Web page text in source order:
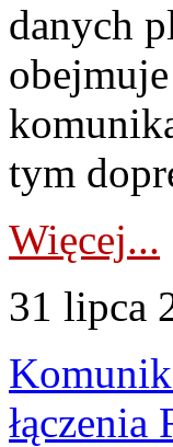
danych
tym
Więcej...
31 lipca